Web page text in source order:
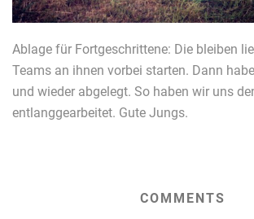
Ablage für Fortgeschrittene: Die bleiben
Teams an ihnen vorbei starten. Dann
und wieder abgelegt. So haben wir uns
entlanggearbeitet. Gute Jungs.
COMMENTS